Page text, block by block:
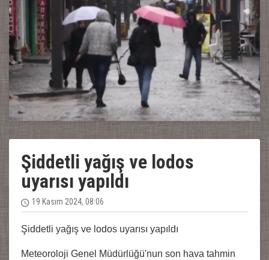
Şiddetli yağış ve lodos
uyarısı yapıldı
19 Kasım 2024, 08:06
Şiddetli yağış ve lodos uyarısı yapıldı
Meteoroloji Genel Müdürlüğü'nun son hava tahmin